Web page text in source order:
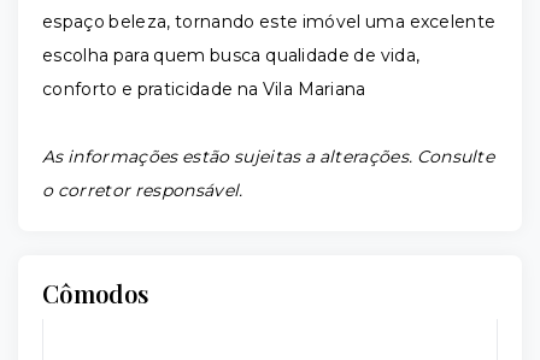
espaço beleza, tornando este imóvel uma excelente
escolha para quem busca qualidade de vida,
conforto e praticidade na Vila Mariana
As informações estão sujeitas a alterações. Consulte
o corretor responsável.
Cômodos